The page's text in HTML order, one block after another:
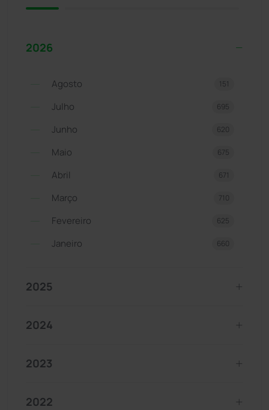
2026
Agosto 151
Julho 695
Junho 620
Maio 675
Abril 671
Março 710
Fevereiro 625
Janeiro 660
2025
2024
2023
2022